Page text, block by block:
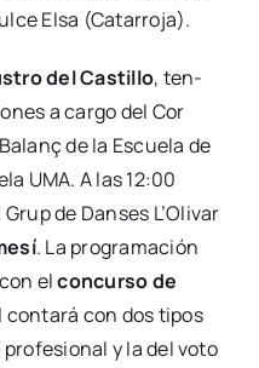
Elsa (Cata­rro­ja).
del Cas­ti­llo, ten­
a car­go del Cor
de la Escue­la de
UMA. A las 12:00
de Dan­ses L’Olivar
. La pro­gra­ma­ción
elcon­cur­so de
con­ta­rá con dos tipos
y la del voto